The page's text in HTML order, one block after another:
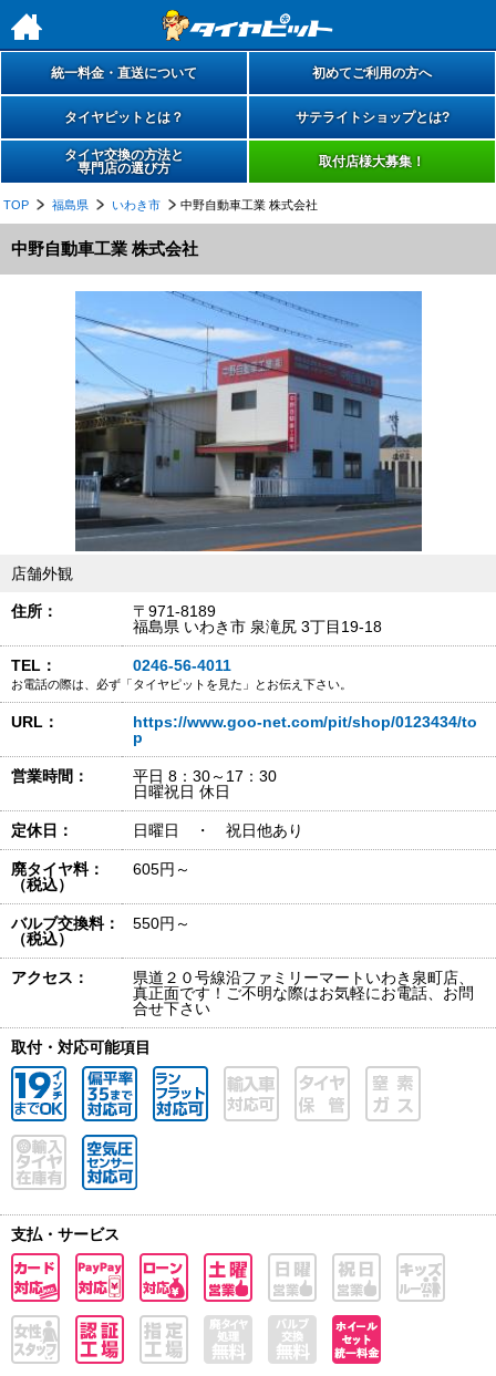
h
統一料金・直送について 初めてご利用の方へ
タイヤピットとは？ サテライトショップとは?
タイヤ交換の方法と
専門店の選び方
取付店様大募集！
TOP 福島県 いわき市 中野自動車工業 株式会社
中野自動車工業 株式会社
店舗外観
住所：
〒971-8189
福島県 いわき市 泉滝尻 3丁目19-18
TEL： 0246-56-4011
お電話の際は、必ず「タイヤピットを見た」とお伝え下さい。
URL：
https://www.goo-net.com/pit/shop/0123434/to
p
営業時間：
平日 8：30～17：30
日曜祝日 休日
定休日： 日曜日 ・ 祝日他あり
廃タイヤ料：
（税込）
605円～
バルブ交換料：
（税込）
550円～
アクセス：
県道２０号線沿ファミリーマートいわき泉町店、
真正面です！ご不明な際はお気軽にお電話、お問
合せ下さい
取付・対応可能項目
支払・サービス